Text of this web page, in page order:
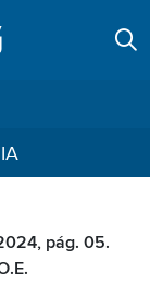
pág. 05.